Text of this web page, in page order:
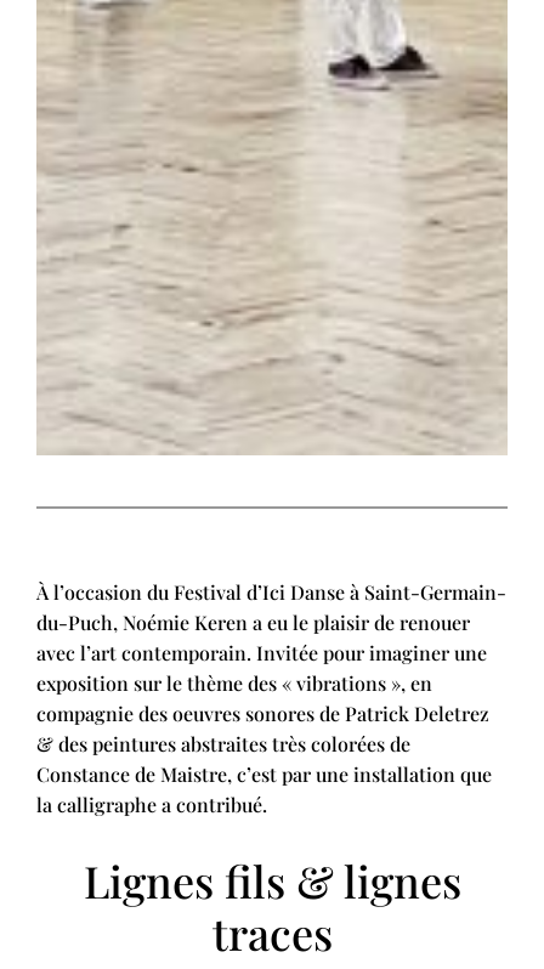
À l’occasion du Festival d’Ici Danse à Saint-Germain-
du-Puch, Noémie Keren a eu le plaisir de renouer
avec l’art contemporain. Invitée pour imaginer une
exposition sur le thème des « vibrations », en
compagnie des oeuvres sonores de Patrick Deletrez
& des peintures abstraites très colorées de
Constance de Maistre, c’est par une installation que
la calligraphe a contribué.
Lignes fils & lignes
traces